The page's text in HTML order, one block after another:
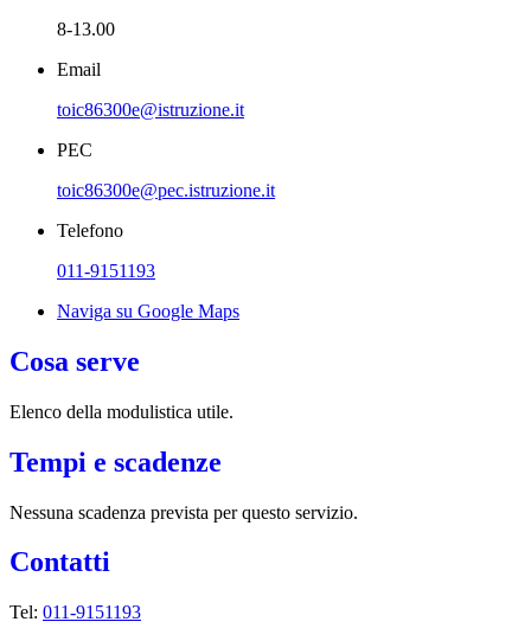
8-13.00
Email
toic86300e@istruzione.it
PEC
toic86300e@pec.istruzione.it
Telefono
011-9151193
Naviga su Google Maps
Cosa serve
Elenco della modulistica utile.
Tempi e scadenze
Nessuna scadenza prevista per questo servizio.
Contatti
Tel: 011-9151193